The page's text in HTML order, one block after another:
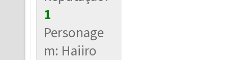
1
Personage
m: Haiiro